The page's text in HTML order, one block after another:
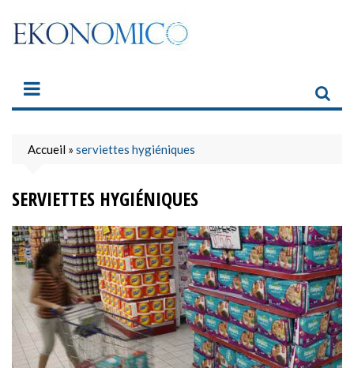
content
Accueil » serviettes hygiéniques
SERVIETTES HYGIÉNIQUES